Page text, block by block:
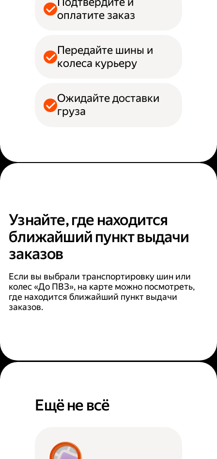
оплатите заказ
Передайте шины и
колеса курьеру
Ожидайте доставки
груза
Узнайте, где находится
ближайший пункт выдачи
заказов
Если вы выбрали транспортировку шин или
колес «До ПВЗ», на карте можно посмотреть,
где находится ближайший пункт выдачи
заказов.
Ещё не всё